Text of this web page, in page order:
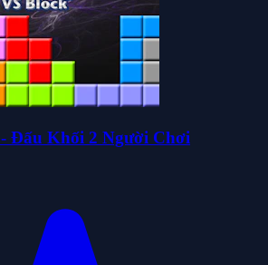
Đấu Khối 2 Người Chơi